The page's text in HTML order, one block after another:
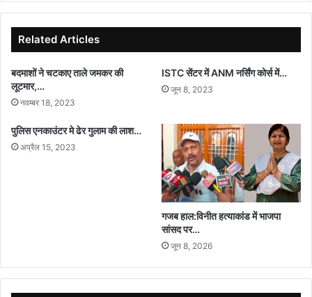
अनहोनी
Related Articles
बदमाशों ने चटकाए ताले जमकर की
लूटमार,…
नवम्बर 18, 2023
ISTC सेंटर में ANM नर्सिंग कोर्स में…
जून 8, 2023
पुलिस एनकाउंटर मे ढेर गुलाम की लाश…
अप्रैल 15, 2023
गजब हाल:विनीत हत्याकांड में भाजपा
सांसद पर…
जून 8, 2026